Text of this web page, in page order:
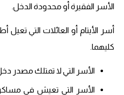
الأسر الفقيرة أو محدودة الدخل.
أسر الأيتام أو العائلات التي تعيل
كليهما.
الأسر التي لا تمتلك مصدر
الأسر التي تعيش في